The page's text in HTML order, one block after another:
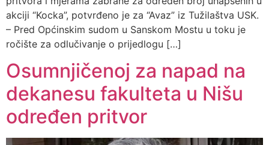
akciji “Kocka”, potvrđeno je za “Avaz” iz Tužilaštva USK.
– Pred Općinskim sudom u Sanskom Mostu u toku je
ročište za odlučivanje o prijedlogu […]
Osumnjičenoj za napad na
dekanesu fakulteta u Nišu
određen pritvor